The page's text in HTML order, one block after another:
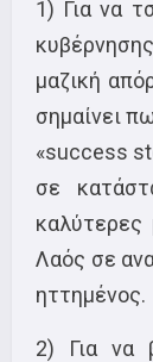
1) Για να
μαζική
σημαίνει
«success
σε
καλύτερες
Λαός σε
ηττημένος.
2) Για να